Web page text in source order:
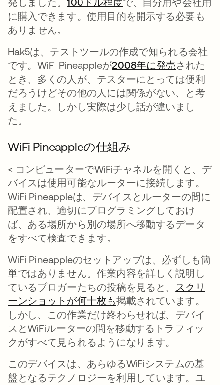
に購入できます。使用目的を開示する必要も
ありません。
Hak5は、テストツールの作成で知られる会社
です。WiFi Pineappleが2008年に発売新しいタ
された
とき、多くの人が、テスターにとっては便利
だろうけどその他の人には関係がない、と考
えました。しかし実際は少し話が違いまし
た。
WiFi Pineappleの仕組み
< コンピューターでWiFiチャネルを開くと、デ
バイスは使用可能なルーターに接続します。
WiFi Pineappleは、デバイスとルーターの間に
配置され、適切にプログラミングしておけ
ば、ある場所から別の場所へ移動するデータ
をすべて検査できます。
WiFi Pineappleのセットアップは、必ずしも簡
単ではありません。作業内容を詳しく説明し
ているブロガーたちの投稿を見ると、
スクリ
ーンショットが何十枚も新しいタブで開く
掲載されています。
しかし、この作業だけ終わらせれば、デバイ
スとWiFiルーターの間を移動するトラフィッ
クがすべて見られるようになります。
このデバイスは、あらゆるWiFiシステムの基
盤となるテクノロジーを利用しています。ユ